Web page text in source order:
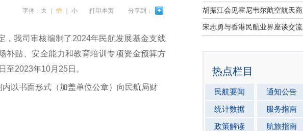
宋志勇与香港民航业界座谈交流
热点栏目
民航要闻 通知公告
统计数据
服务指南
政策解读
航旅指南
字体： 大 中 小 打印本页 分享到：
我司审核编制了2024年民航发展基金支线
补贴、安全能力和教育培训专项资金预算方
至2023年10月25日。
书面形式（加盖单位公章）向民航局财